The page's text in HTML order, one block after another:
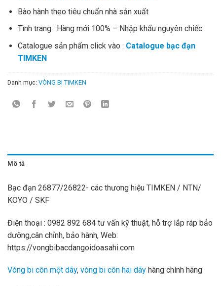
Bào hành theo tiêu chuẩn nhà sản xuất
Tình trang : Hàng mới 100% – Nhập khẩu nguyên chiếc
Catalogue sản phẩm click vào : Catalogue bạc đạn
TIMKEN
Danh mục: VÒNG BI TIMKEN
Mô tả
Bạc đạn 26877/26822- các thương hiệu TIMKEN / NTN/
KOYO / SKF
Điện thoại : 0982 892 684 tư vấn kỹ thuật, hỗ trợ lắp ráp bảo
dưỡng,cân chỉnh, bảo hành, Web:
https://vongbibacdangoidoasahi.com
Vòng bi côn một dãy, vòng bi côn hai dãy hàng chính hãng